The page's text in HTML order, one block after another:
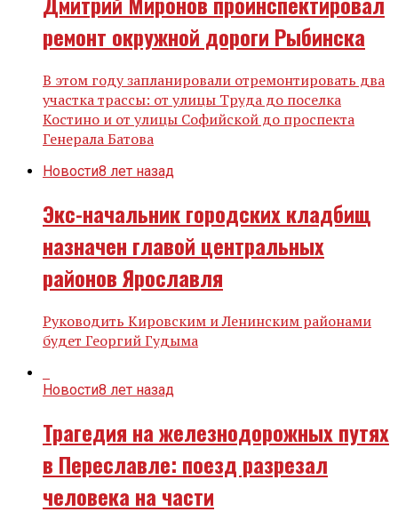
ремонт окружной дороги Рыбинска
В этом году запланировали отремонтировать два
участка трассы: от улицы Труда до поселка
Костино и от улицы Софийской до проспекта
Генерала Батова
Новости8 лет назад
Экс-начальник городских кладбищ
назначен главой центральных
районов Ярославля
Руководить Кировским и Ленинским районами
будет Георгий Гудыма
Новости8 лет назад
Трагедия на железнодорожных путях
в Переславле: поезд разрезал
человека на части